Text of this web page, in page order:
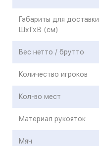
Габариты для доставки
ШхГхВ (см)
Вес нетто / брутто
Количество игроков
Кол-во мест
Материал рукояток
Мяч